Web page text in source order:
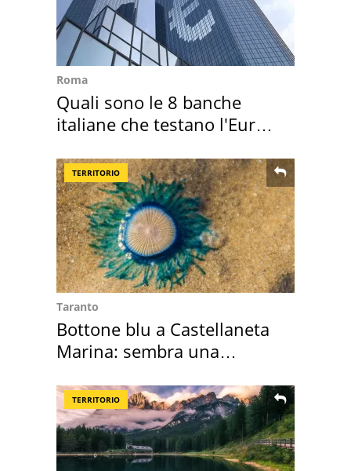
Roma
Quali sono le 8 banche
italiane che testano l'Euro
TERRITORIO
Taranto
Bottone blu a Castellaneta
Marina: sembra una
TERRITORIO